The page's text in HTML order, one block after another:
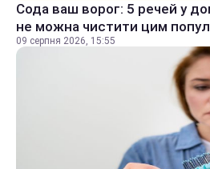
Сода ваш ворог: 5 речей у
не можна чистити цим
09 серпня 2026, 15:55